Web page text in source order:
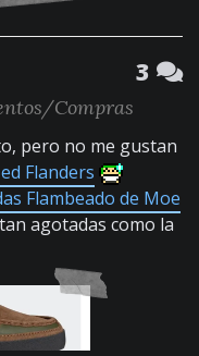
3
Compras
pero no me gustan
Flanders
Flambeado de Moe
agotadas como la